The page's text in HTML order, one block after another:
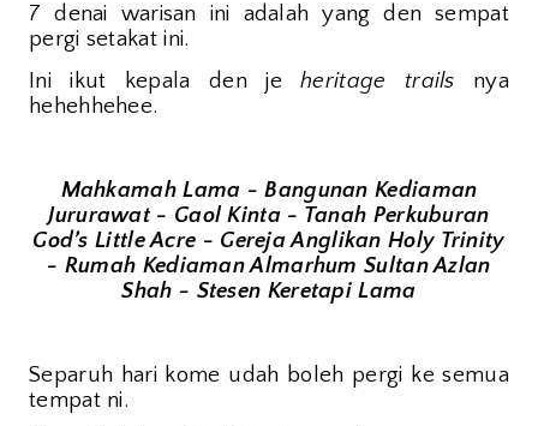
7 denai warisan ini adalah yang den sempat
pergi setakat ini.
Ini ikut kepala den jeheritage trails nya
hehehhehee.
Mahkamah Lama - Bangunan Kediaman
Jururawat - Gaol Kinta - Tanah Perkuburan
God’s Little Acre - Gereja Anglikan Holy Trinity
- Rumah Kediaman Almarhum Sultan Azlan
Shah - Stesen Keretapi Lama
Separuh hari kome udah boleh pergi ke semua
tempat ni.